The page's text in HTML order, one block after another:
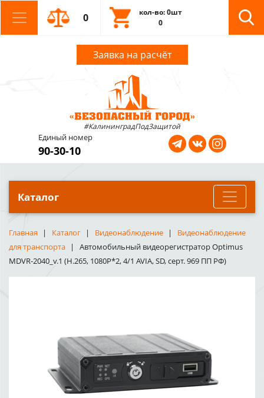
0
кол-во: 0шт
0
Заявка на расчёт
#КалининградПодЗащитой
Единый номер
90-30-10
Каталог
Главная Каталог Видеонаблюдение
Видеонаблюдение
для транспорта
Автомобильный видеорегистратор Optimus
MDVR-2040_v.1 (H.265, 1080P*2, 4/1 AVIA, SD, серт. 969 ПП РФ)